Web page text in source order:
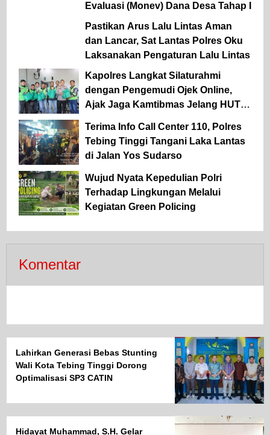
Evaluasi (Monev) Dana Desa Tahap I
Pastikan Arus Lalu Lintas Aman
dan Lancar, Sat Lantas Polres Oku
Laksanakan Pengaturan Lalu Lintas
Kapolres Langkat Silaturahmi
dengan Pengemudi Ojek Online,
Ajak Jaga Kamtibmas Jelang HUT
Terima Info Call Center 110, Polres
Tebing Tinggi Tangani Laka Lantas
di Jalan Yos Sudarso
Wujud Nyata Kepedulian Polri
Terhadap Lingkungan Melalui
Kegiatan Green Policing
Komentar
Lahirkan Generasi Bebas Stunting
Wali Kota Tebing Tinggi Dorong
Optimalisasi SP3 CATIN
Hidayat Muhammad, S.H. Gelar